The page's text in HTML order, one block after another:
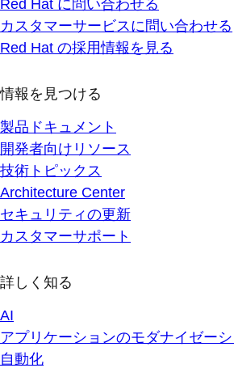
Red Hat に問い合わせる
カスタマーサービスに問い合わせる
Red Hat の採用情報を見る
情報を見つける
製品ドキュメント
開発者向けリソース
技術トピックス
Architecture Center
セキュリティの更新
カスタマーサポート
詳しく知る
AI
アプリケーションのモダナイゼー
自動化